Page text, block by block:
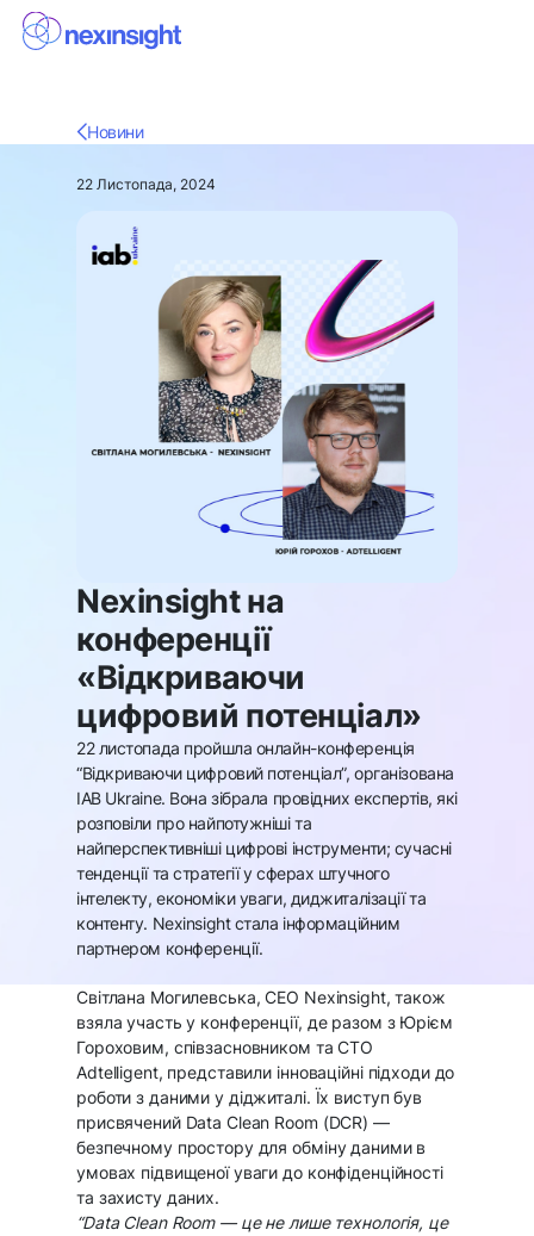
Новини
22 Листопада, 2024
Nexinsight на
конференції
«Відкриваючи
цифровий потенціал»
22 листопада пройшла онлайн-конференція
“Відкриваючи цифровий потенціал”, організована
IAB Ukraine. Вона зібрала провідних експертів, які
розповіли про найпотужніші та
найперспективніші цифрові інструменти; сучасні
тенденції та стратегії у сферах штучного
інтелекту, економіки уваги, диджиталізації та
контенту. Nexinsight стала інформаційним
партнером конференції.
Світлана Могилевська, СЕО Nexinsight, також
взяла участь у конференції, де разом з Юрієм
Гороховим, співзасновником та CTO
Adtelligent, представили інноваційні підходи до
роботи з даними у діджиталі. Їх виступ був
присвячений Data Clean Room (DCR) —
безпечному простору для обміну даними в
умовах підвищеної уваги до конфіденційності
та захисту даних.
“Data Clean Room — це не лише технологія, це